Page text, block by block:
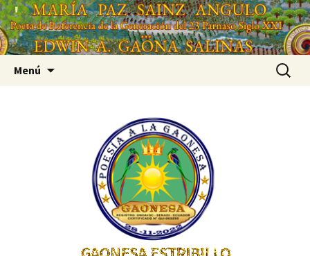
Saltar
al
contenido
'
'
Menú Buscar: